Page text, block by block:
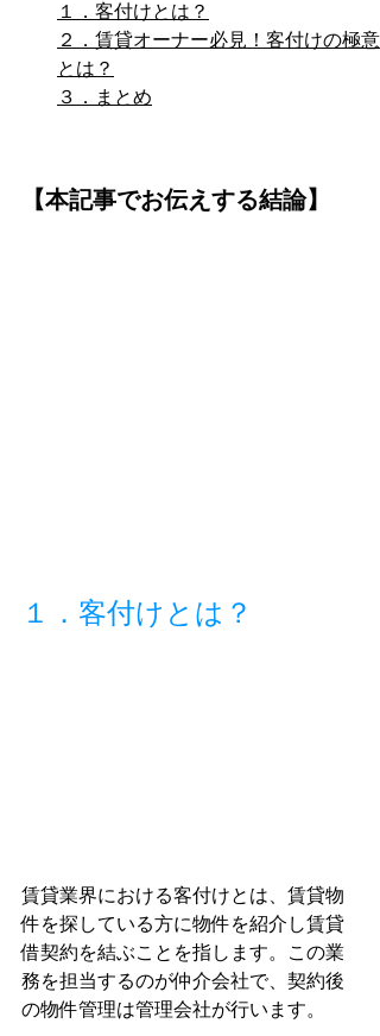
１．客付けとは？
２．賃貸オーナー必見！客付けの極意
とは？
３．まとめ
【本記事でお伝えする結論】
１．客付けとは？
賃貸業界における客付けとは、賃貸物
件を探している方に物件を紹介し賃貸
借契約を結ぶことを指します。この業
務を担当するのが仲介会社で、契約後
の物件管理は管理会社が行います。